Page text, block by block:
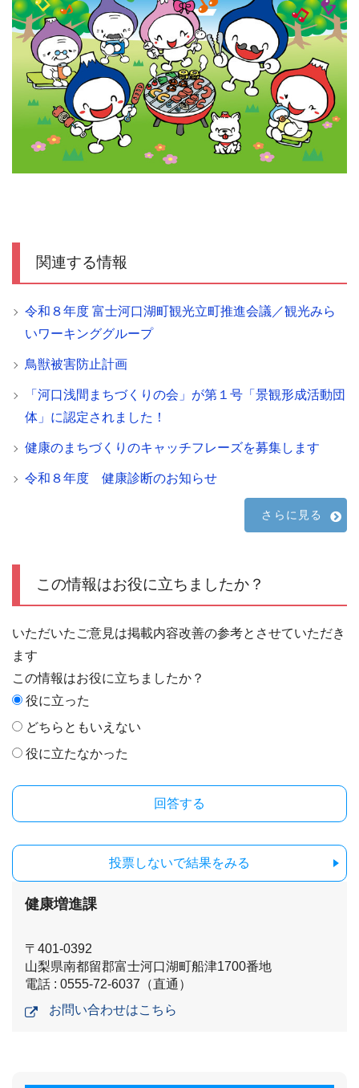
関連する情報
令和８年度 富士河口湖町観光立町推進会議／観光みら
いワーキンググループ
鳥獣被害防止計画
「河口浅間まちづくりの会」が第１号「景観形成活動団
体」に認定されました！
健康のまちづくりのキャッチフレーズを募集します
令和８年度 健康診断のお知らせ
さらに見る
この情報はお役に立ちましたか？
いただいたご意見は掲載内容改善の参考とさせていただき
ます
この情報はお役に立ちましたか？
役に立った
どちらともいえない
役に立たなかった
投票しないで結果をみる
健康増進課
〒401-0392
山梨県南都留郡富士河口湖町船津1700番地
電話 : 0555-72-6037（直通）
お問い合わせはこちら